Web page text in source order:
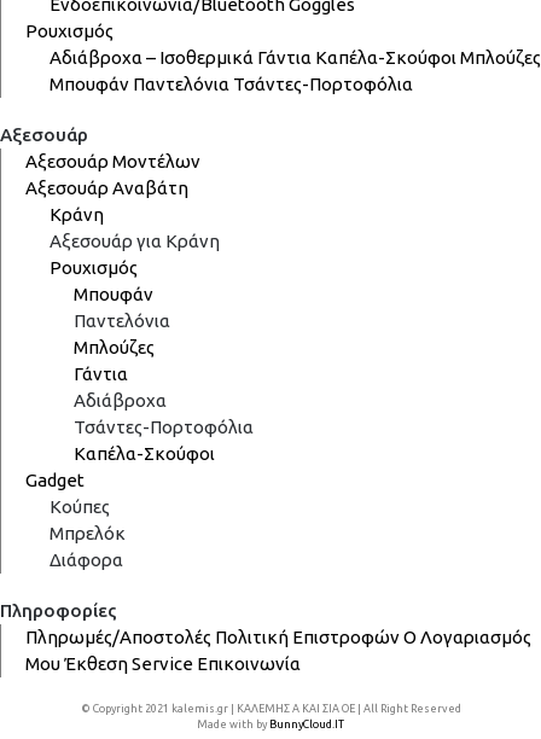
Ρουχισμός
Αδιάβροχα – Ισοθερμικά Γάντια Καπέλα-Σκούφοι Μπλούζες
Μπουφάν Παντελόνια Τσάντες-Πορτοφόλια
Αξεσουάρ
Αξεσουάρ Μοντέλων
Αξεσουάρ Αναβάτη
Κράνη
Αξεσουάρ για Κράνη
Ρουχισμός
Μπουφάν
Παντελόνια
Μπλούζες
Γάντια
Αδιάβροχα
Τσάντες-Πορτοφόλια
Καπέλα-Σκούφοι
Gadget
Κούπες
Μπρελόκ
Διάφορα
Πληροφορίες
Πληρωμές/Αποστολές Πολιτική ΕπιστροφώνΟ Λογαριασμός
ΜουΈκθεσηService Επικοινωνία
© Copyright 2021 kalemis.gr | ΚΑΛΕΜΗΣ Α ΚΑΙ ΣΙΑ ΟΕ | All Right Reserved
Made with by BunnyCloud.IT